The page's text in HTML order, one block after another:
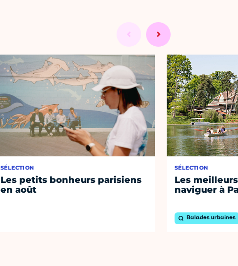
SÉLECTION
Les petits bonheurs parisiens
en août
SÉLECTION
Les
naviguer à
Balades urbaines